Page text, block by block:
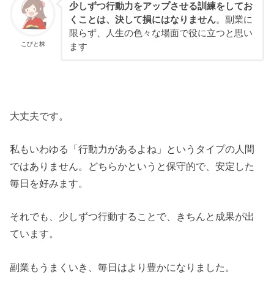
こびと株
少しずつ行動力をアップさせる訓練をしてお
くことは、決して損にはなりません。副業に
限らず、人生の色々な場面で役に立つと思い
ます
大丈夫です。
私もいわゆる「行動力があるよね」というタイプの人間
ではありません。どちらかというと保守的で、安定した
毎日を好みます。
それでも、少しずつ行動することで、きちんと成果が出
ています。
副業もうまくいき、毎日はより豊かになりました。